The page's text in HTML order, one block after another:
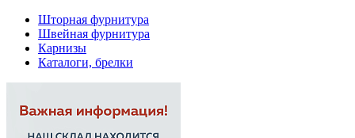
Шторная фурнитура
Швейная фурнитура
Карнизы
Каталоги, брелки